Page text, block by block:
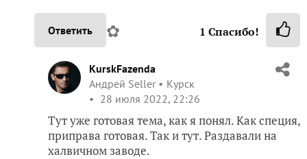
Ответить ✿ 1 Спасибо!
KurskFazenda
Андрей Seller
Курск
28 июля 2022, 22:26
Тут уже готовая тема, как я понял. Как специя,
приправа готовая. Так и тут. Раздавали на
халвичном заводе.